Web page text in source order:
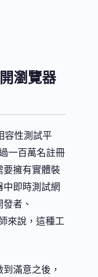
瀏覽器
容性測試平
一百萬名註冊
要擁有實體裝
即時測試網
者、
來說，這種工
滿意之後，